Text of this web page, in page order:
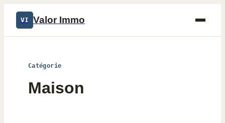
VI Valor Immo
Catégorie
Maison